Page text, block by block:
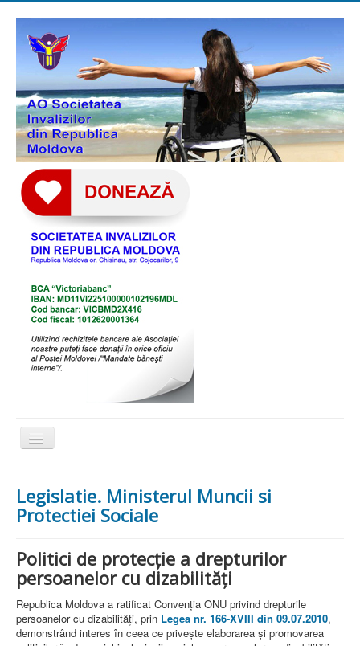
Comută
navigarea
Despre noi
Social
Proiecte
Actiuni de caritate
Legislatie
Legislatie. Ministerul Muncii si
Protectiei Sociale
Politici de protecţie a drepturilor
persoanelor cu dizabilităţi
Republica Moldova a ratificat Convenţia ONU privind drepturile
persoanelor cu dizabilităţi, prin Legea nr. 166-XVIII din 09.07.2010,
demonstrând interes în ceea ce priveşte elaborarea şi promovarea